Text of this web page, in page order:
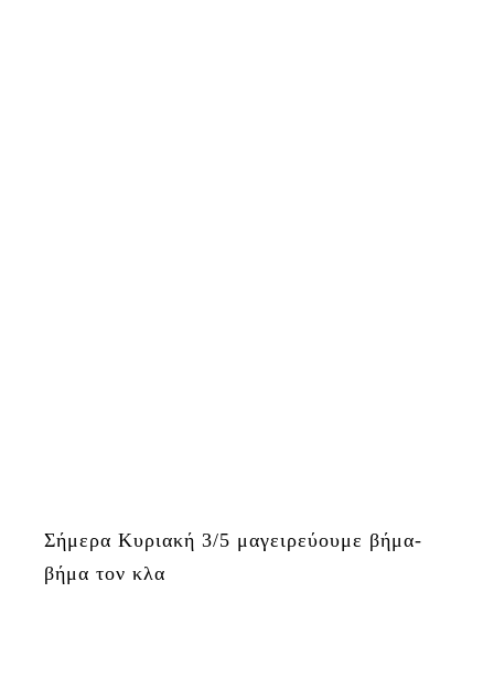
Σήμερα Κυριακή 3/5 μαγειρεύουμε βήμα-
βήμα τον κλα